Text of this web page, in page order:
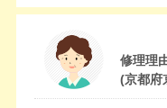
修理理
(京都府